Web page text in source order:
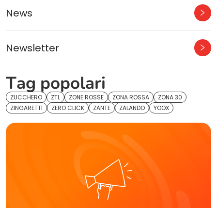
News
Newsletter
Tag popolari
ZUCCHERO ZTL ZONE ROSSE ZONA ROSSA
ZONA 30
ZINGARETTI
ZERO CLICK ZANTE ZALANDO YOOX